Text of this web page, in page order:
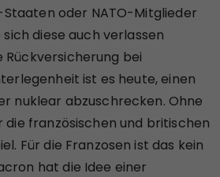
Staaten oder NATO-Mitglieder
diese auch verlassen
Rückversicherung bei
ist es heute, einen
nuklear abzuschrecken. Ohne
die französischen und britischen
Für die Franzosen ist das kein
hat die Idee einer